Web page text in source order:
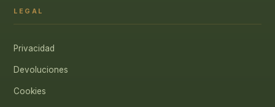
LEGAL
Privacidad
Devoluciones
Cookies